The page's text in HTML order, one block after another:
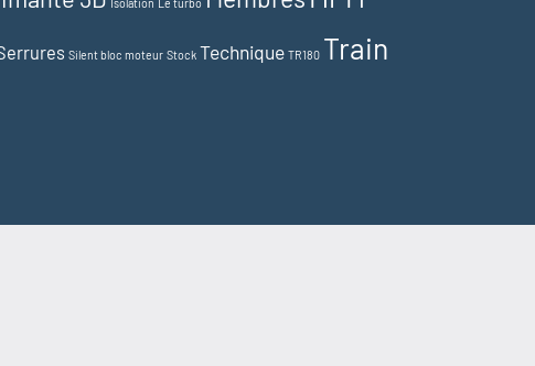
Silent bloc moteur Stock Technique TR180 Train